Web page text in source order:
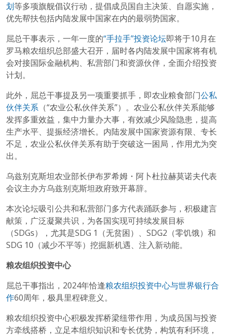
划等多项旗舰倡议行动，提倡成员国自主决策、自愿实施，
优先帮扶包括内陆发展中国家在内的最弱势国家。
屈总干事表示，一年一度的“手拉手”投资论坛即将于10月在
罗马粮农组织总部盛大召开，届时各内陆发展中国家将有机
会对接国际金融机构、私营部门和资源伙伴，全面介绍投资
计划。
此外，屈总干事提及另一项重要抓手，即农业粮食部门公私
伙伴关系 （“农业公私伙伴关系”）。农业公私伙伴关系能够
发挥多重效益，集中力量办大事，有效减少风险隐患，提高
生产水平、提振经济增长。内陆发展中国家资源有限、专长
不足，农业公私伙伴关系有助于突破这一困局，作用尤为突
出。
乌兹别克斯坦农业部长伊布罗希姆・阿卜杜拉赫莫诺夫代表
会议主办方乌兹别克斯坦政府致开幕辞。
本次论坛吸引公共和私营部门多方代表踊跃参与，积极建言
献策，广泛凝聚共识，为各国实现可持续发展目标
（SDGs），尤其是SDG 1（无贫困）、SDG2（零饥饿）和
SDG 10（减少不平等）挖掘新机遇、注入新动能。
粮农组织投资中心
屈总干事指出，2024年恰逢粮农组织投资中心与世界银行合
作60周年，极具里程碑意义。
粮农组织投资中心积极发挥桥梁纽带作用，为成员国与投资
方牵线搭桥，立足本组织知识和专长优势，构筑有利环境，